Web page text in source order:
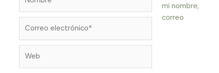
electrónico*
mi nombre,
correo